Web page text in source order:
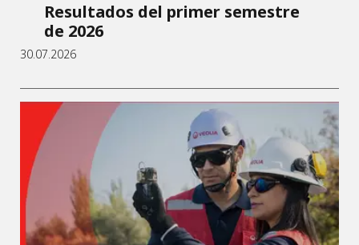
Resultados del primer semestre
de 2026
30.07.2026